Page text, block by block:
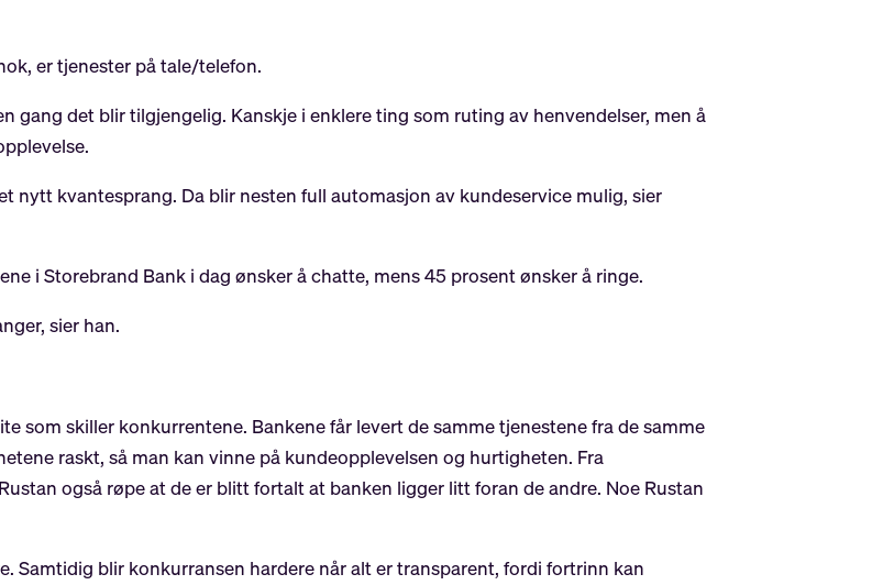
er tjenester på tale/telefon.
gang det blir tilgjengelig. Kanskje i enklere ting som ruting av henvendelser, men å
nytt kvantesprang. Da blir nesten full automasjon av kundeservice mulig, sier
i Storebrand Bank i dag ønsker å chatte, mens 45 prosent ønsker å ringe.
sier han.
som skiller konkurrentene. Bankene får levert de samme tjenestene fra de samme
raskt, så man kan vinne på kundeopplevelsen og hurtigheten. Fra
også røpe at de er blitt fortalt at banken ligger litt foran de andre. Noe Rustan
Samtidig blir konkurransen hardere når alt er transparent, fordi fortrinn kan